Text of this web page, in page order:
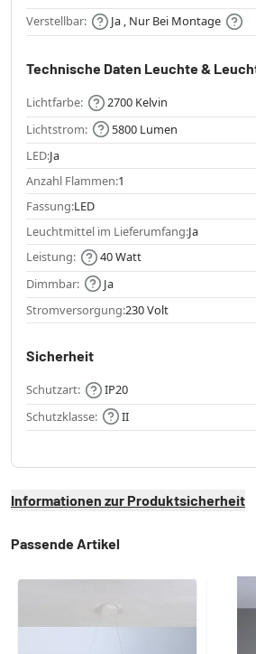
Verstellbar:
Ja , Nur Bei Montage
Technische Daten Leuchte &
Lichtfarbe:
2700 Kelvin
Lichtstrom:
5800 Lumen
LED:Ja
Anzahl Flammen:1
Fassung:LED
Leuchtmittel im Lieferumfang:Ja
Leistung:
40 Watt
Dimmbar:
Ja
Stromversorgung:230 Volt
Sicherheit
Schutzart:
IP20
Schutzklasse:
II
Informationen zur Produktsicherheit
Passende Artikel